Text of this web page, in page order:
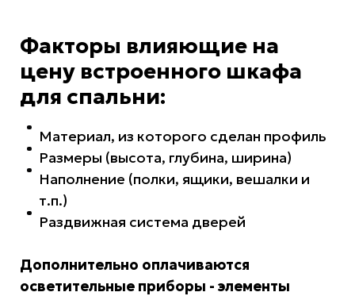
Факторы влияющие на
цену встроенного шкафа
для спальни:
Материал, из которого сделан профиль
Размеры (высота, глубина, ширина)
Наполнение (полки, ящики, вешалки и
т.п.)
Раздвижная система дверей
Дополнительно оплачиваются
осветительные приборы - элементы